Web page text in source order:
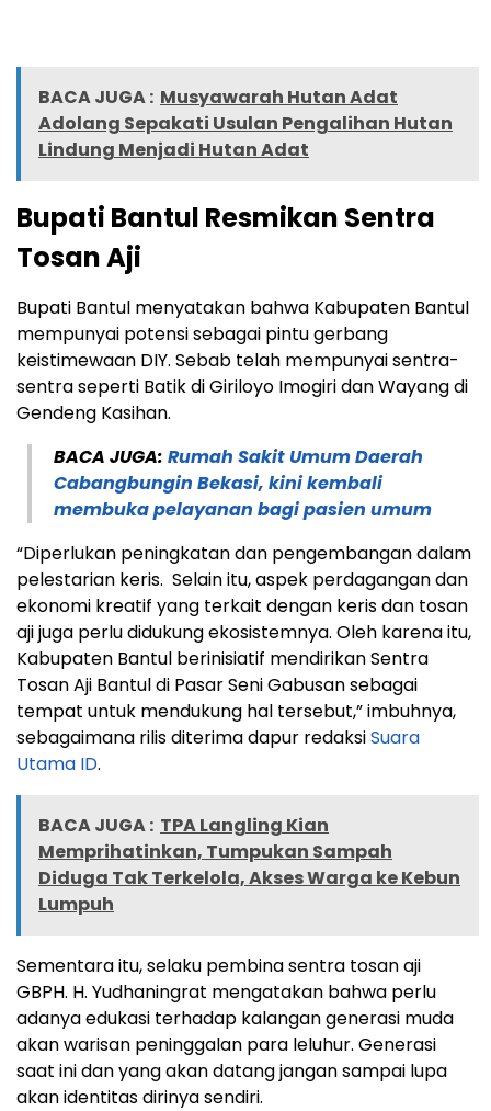
BACA JUGA : Musyawarah Hutan Adat
Adolang Sepakati Usulan Pengalihan Hutan
Lindung Menjadi Hutan Adat
Bupati Bantul Resmikan Sentra
Tosan Aji
Bupati Bantul menyatakan bahwa Kabupaten Bantul
mempunyai potensi sebagai pintu gerbang
keistimewaan DIY. Sebab telah mempunyai sentra-
sentra seperti Batik di Giriloyo Imogiri dan Wayang di
Gendeng Kasihan.
BACA JUGA: Rumah Sakit Umum Daerah
Cabangbungin Bekasi, kini kembali
membuka pelayanan bagi pasien umum
“Diperlukan peningkatan dan pengembangan dalam
pelestarian keris. Selain itu, aspek perdagangan dan
ekonomi kreatif yang terkait dengan keris dan tosan
aji juga perlu didukung ekosistemnya. Oleh karena itu,
Kabupaten Bantul berinisiatif mendirikan Sentra
Tosan Aji Bantul di Pasar Seni Gabusan sebagai
tempat untuk mendukung hal tersebut,” imbuhnya,
sebagaimana rilis diterima dapur redaksiSuara
Utama ID.
BACA JUGA : TPA Langling Kian
Memprihatinkan, Tumpukan Sampah
Diduga Tak Terkelola, Akses Warga ke Kebun
Lumpuh
Sementara itu, selaku pembina sentra tosan aji
GBPH. H. Yudhaningrat mengatakan bahwa perlu
adanya edukasi terhadap kalangan generasi muda
akan warisan peninggalan para leluhur. Generasi
saat ini dan yang akan datang jangan sampai lupa
akan identitas dirinya sendiri.